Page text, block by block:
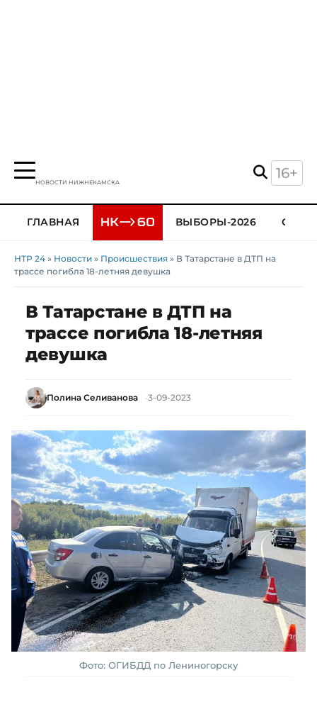
НОВОСТИ НИЖНЕКАМСКА
16+
ГЛАВНАЯ ВЫБОРЫ-2026
НТР 24 » Новости » Происшествия » В Татарстане в ДТП на
трассе погибла 18-летняя девушка
В Татарстане в ДТП на
трассе погибла 18-летняя
девушка
Полина Селиванова 3-09-2023
Фото: ОГИБДД по Лениногорску